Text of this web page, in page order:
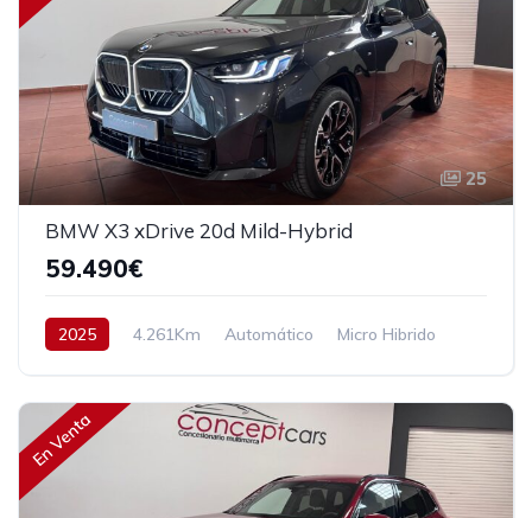
25
BMW X3 xDrive 20d Mild-Hybrid
59.490€
2025 4.261Km Automático
Micro Hibrido
En Venta